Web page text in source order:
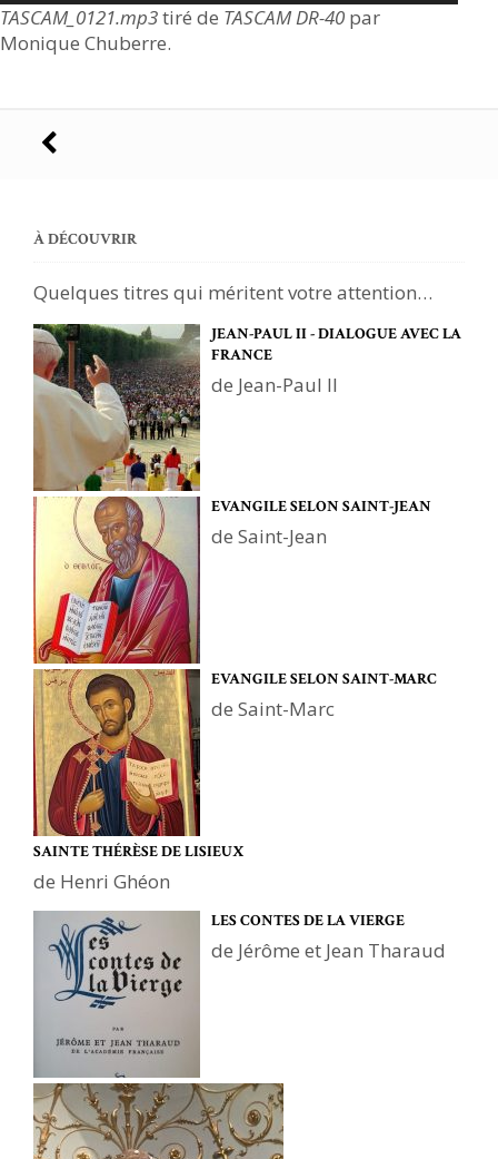
TASCAM_0121.mp3tiré de TASCAM DR-40 par
Monique Chuberre.
Navigation
articles
À DÉCOUVRIR
Quelques titres qui méritent votre attention…
JEAN-PAUL II - DIALOGUE AVEC LA
FRANCE
de Jean-Paul II
EVANGILE SELON SAINT-JEAN
de Saint-Jean
EVANGILE SELON SAINT-MARC
de Saint-Marc
SAINTE THÉRÈSE DE LISIEUX
de Henri Ghéon
LES CONTES DE LA VIERGE
de Jérôme et Jean Tharaud